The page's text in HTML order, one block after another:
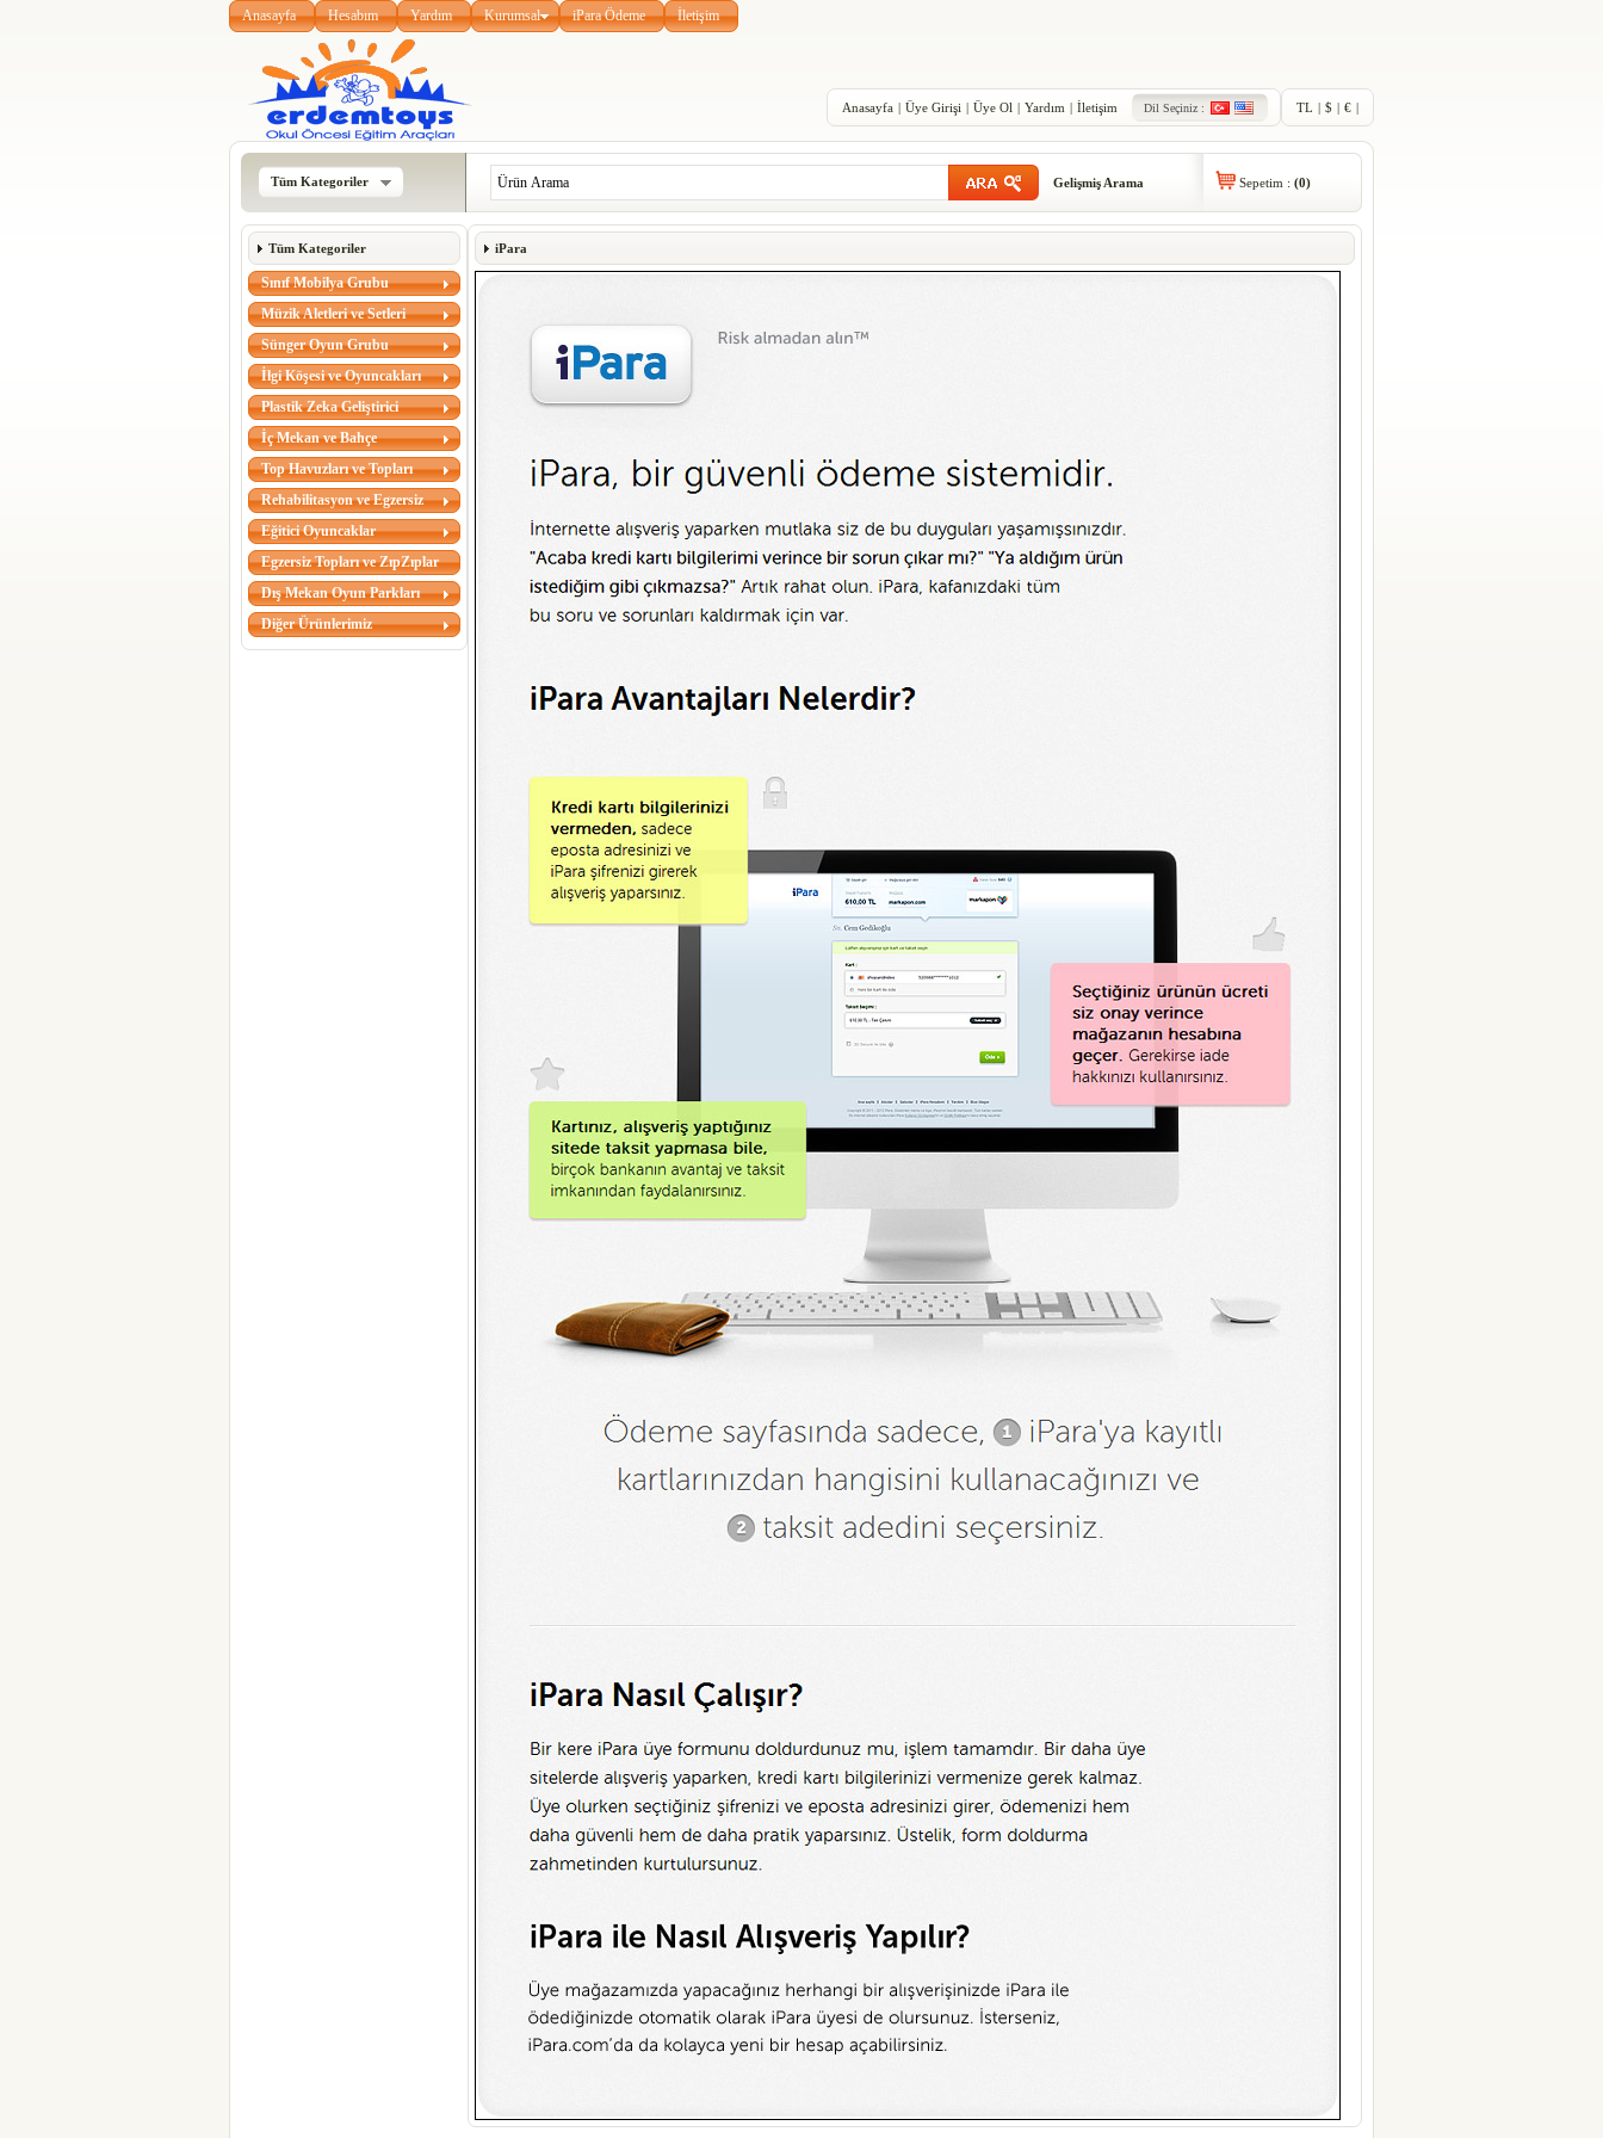
Anasayfa Hesabım Yardım Kurumsal iPara Ödeme İletişim
TL | $ | € |
Anasayfa | Üye Girişi | Üye Ol | Yardım | İletişim Dil Seçiniz :
Tüm Kategoriler Gelişmiş Arama Sepetim : (0)
Tüm Kategoriler
Sınıf Mobilya Grubu
Müzik Aletleri ve Setleri
Sünger Oyun Grubu
İlgi Köşesi ve Oyuncakları
Plastik Zeka Geliştirici
İç Mekan ve Bahçe
Top Havuzları ve Topları
Rehabilitasyon ve Egzersiz
Eğitici Oyuncaklar
Egzersiz Topları ve ZıpZıplar
Dış Mekan Oyun Parkları
Diğer Ürünlerimiz
iPara